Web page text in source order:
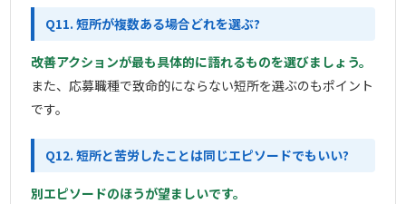
Q11. 短所が複数ある場合どれを選ぶ?
改善アクションが最も具体的に語れるものを選びましょう。
また、応募職種で致命的にならない短所を選ぶのもポイント
です。
Q12. 短所と苦労したことは同じエピソードでもいい?
別エピソードのほうが望ましいです。